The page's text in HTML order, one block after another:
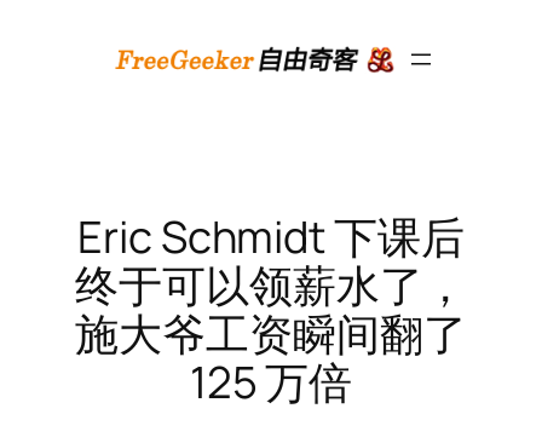
Eric Schmidt 下课后
终于可以领薪水了，
施大爷工资瞬间翻了
125 万倍